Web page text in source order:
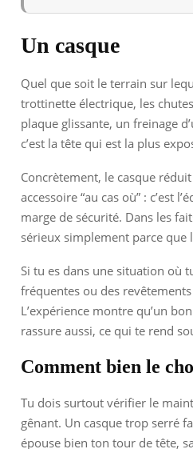
Un casque
Quel que soit le terrain sur
trottinette électrique, les
plaque glissante, un freinage
c’est la tête qui est la plus
Concrètement, le casque
accessoire “au cas où” : c’est
marge de sécurité. Dans les
sérieux simplement parce
Si tu es dans une situation où
fréquentes ou des
L’expérience montre qu’un
rassure aussi, ce qui te rend
Comment bien le
Tu dois surtout vérifier le
gênant. Un casque trop serré
épouse bien ton tour de tête,